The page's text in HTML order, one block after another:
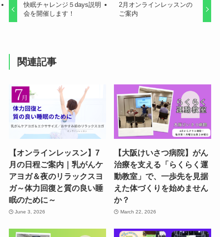
快眠チャレンジ５days説明
会を開催します！
2月オンラインレッスンの
ご案内
関連記事
【オンラインレッスン】7
月の日程ご案内｜乳がんケ
アヨガ＆夜のリラックスヨ
ガ～体力回復と質の良い睡
眠のために～
June 3, 2026
【大阪けいさつ病院】がん
治療を支える「らくらく運
動教室」で、一歩先を見据
えた体づくりを始めません
か？
March 22, 2026